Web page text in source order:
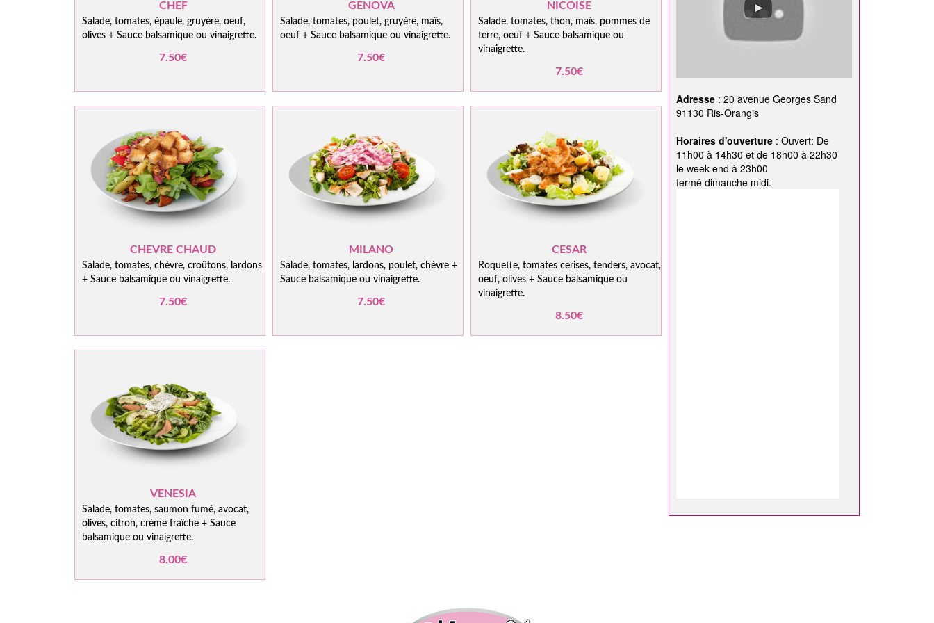
CHEF
Salade, tomates, épaule, gruyère, oeuf,
olives + Sauce balsamique ou vinaigrette.
7.50€
GENOVA
Salade, tomates, poulet, gruyère, maïs,
oeuf + Sauce balsamique ou vinaigrette.
7.50€
NICOISE
Salade, tomates, thon, maïs, pommes de
terre, oeuf + Sauce balsamique ou
vinaigrette.
7.50€
CHEVRE CHAUD
Salade, tomates, chèvre, croûtons, lardons
+ Sauce balsamique ou vinaigrette.
7.50€
MILANO
Salade, tomates, lardons, poulet, chèvre +
Sauce balsamique ou vinaigrette.
7.50€
CESAR
Roquette, tomates cerises, tenders, avocat,
oeuf, olives + Sauce balsamique ou
vinaigrette.
8.50€
VENESIA
Salade, tomates, saumon fumé, avocat,
olives, citron, crème fraîche + Sauce
balsamique ou vinaigrette.
8.00€
Adresse : 20 avenue Georges Sand
91130 Ris-Orangis
Horaires d'ouverture : Ouvert: De
11h00 à 14h30 et de 18h00 à 22h30
le week-end à 23h00
fermé dimanche midi.